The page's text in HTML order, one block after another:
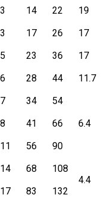
3 14 22
19
3 17 26
17
5 23 36
17
6 28 44
11.7
7 34
54
6.4
8 41
66
11 56
90
14 68
108
4.4
17 83
132